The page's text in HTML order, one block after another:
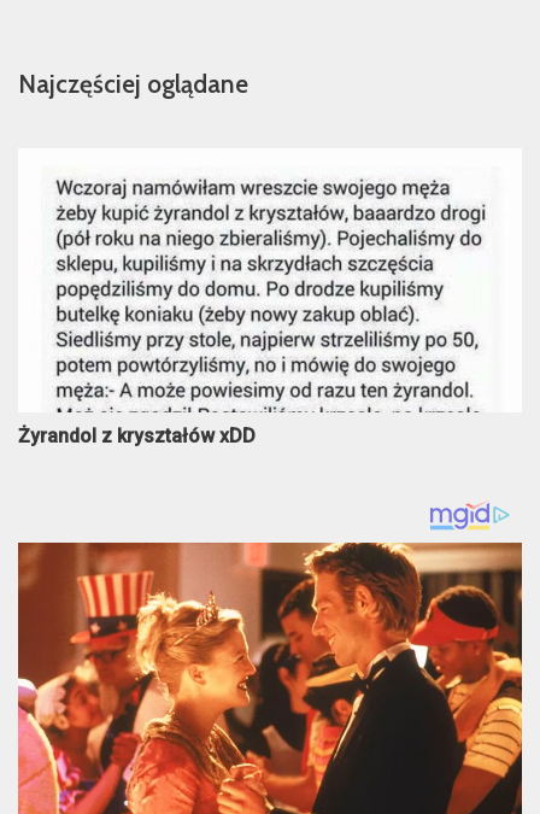
Najczęściej oglądane
Żyrandol z kryształów xDD